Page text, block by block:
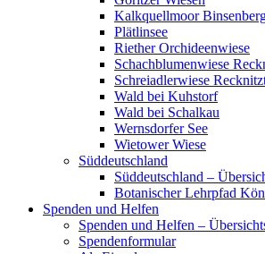
Kalkquellmoor
Plätlinsee
Riether Orchideenwiese
Schachblumenwiese
Schreiadlerwiese
Wald bei Kuhstorf
Wald bei Schalkau
Wernsdorfer See
Wietower Wiese
Süddeutschland
Süddeutschland –
Botanischer Lehrpfad
Spenden und Helfen
Spenden und Helfen –
Spendenformular